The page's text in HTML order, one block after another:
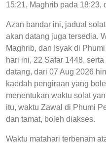
15:21, Maghrib pada 18:23,
Azan bandar ini, jadual
akan datang juga tersedia.
Maghrib, dan Isyak di
hari ini, 22 Safar 1448,
datang, dari 07 Aug 2026
kaedah pengiraan yang
menentukan waktu solat
itu, waktu Zawal di Phumi
dan tamat, boleh diakses.
Waktu matahari terbenam